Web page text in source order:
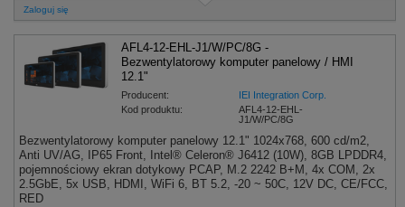
Zaloguj się
AFL4-12-EHL-J1/W/PC/8G -
Bezwentylatorowy komputer panelowy / HMI
12.1"
Producent:
IEI Integration Corp.
Kod produktu:
AFL4-12-EHL-
J1/W/PC/8G
Bezwentylatorowy komputer panelowy 12.1" 1024x768, 600 cd/m2,
Anti UV/AG, IP65 Front, Intel® Celeron® J6412 (10W), 8GB LPDDR4,
pojemnościowy ekran dotykowy PCAP, M.2 2242 B+M, 4x COM, 2x
2.5GbE, 5x USB, HDMI, WiFi 6, BT 5.2, -20 ~ 50C, 12V DC, CE/FCC,
RED